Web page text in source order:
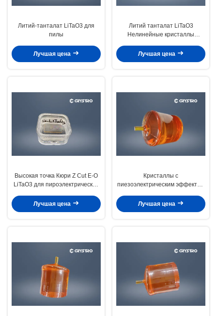
Литий-танталат LiTaO3 для
пилы
Лучшая цена
Литий танталат LiTaO3
Нелинейные кристаллы
оптического класса
Лучшая цена
Высокая точка Кюри Z Cut E-O
LiTaO3 для пироэлектрических
Лучшая цена
Кристаллы с
пиезоэлектрическим эффектом
класса Fe-допированный E-O
Лучшая цена